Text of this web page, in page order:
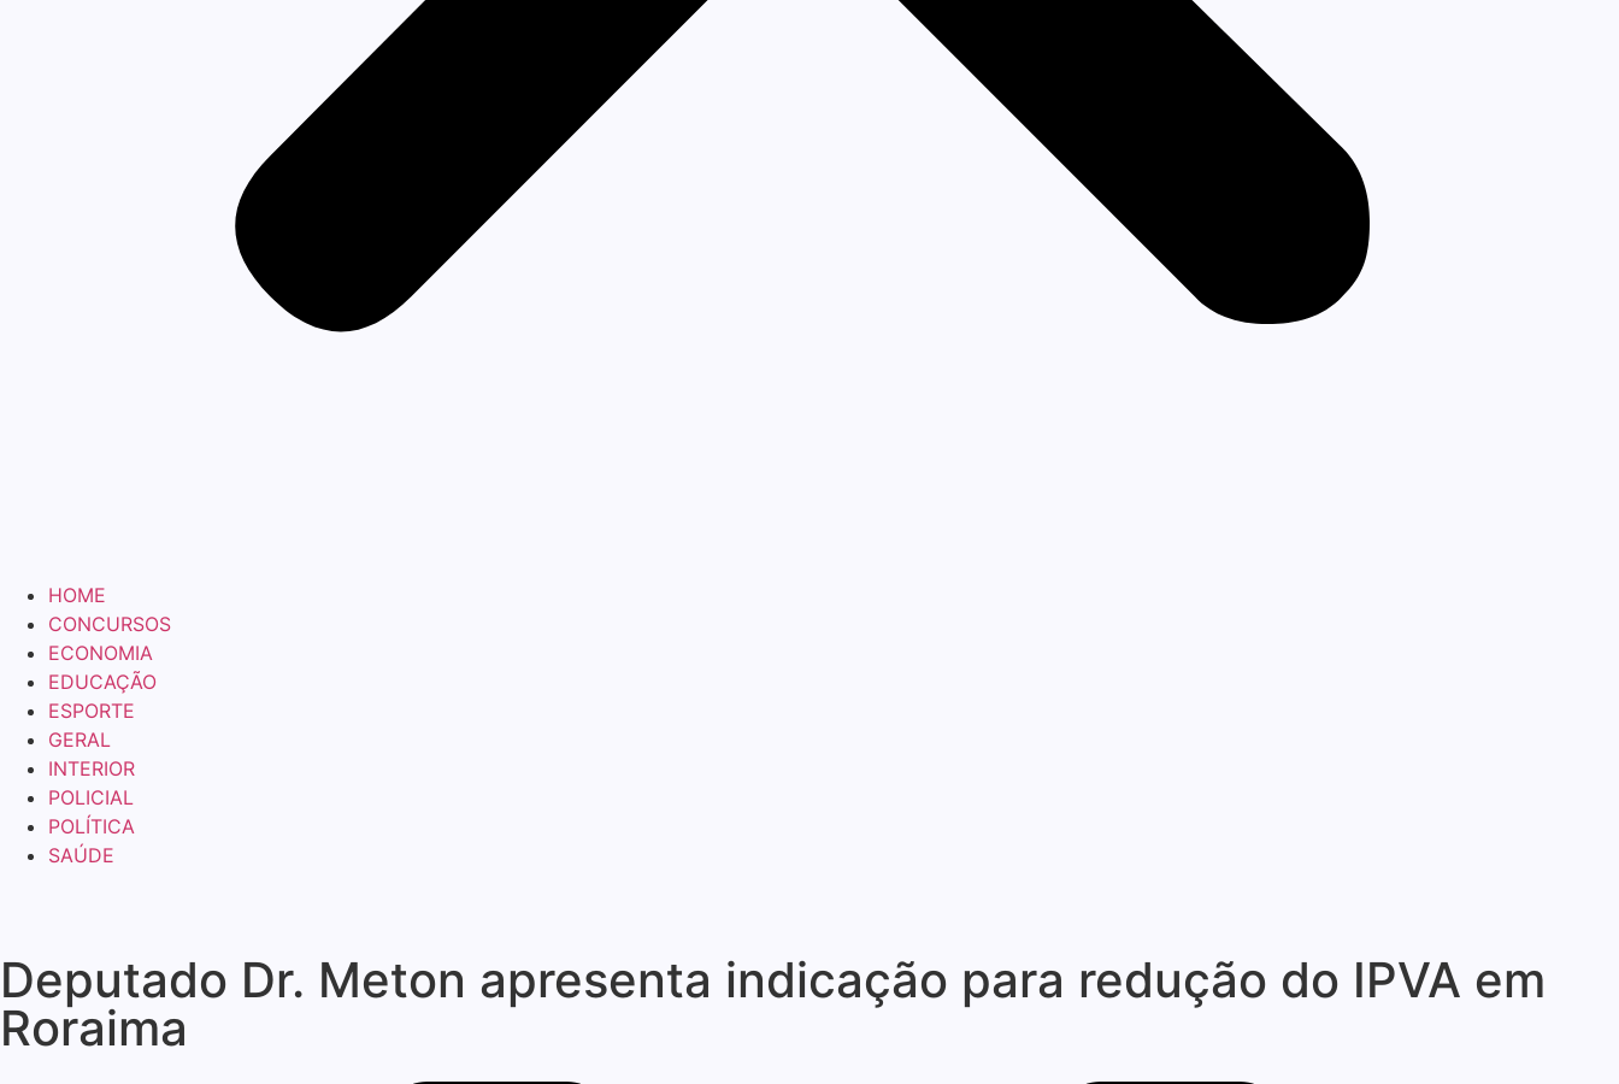
HOME
CONCURSOS
ECONOMIA
EDUCAÇÃO
ESPORTE
GERAL
INTERIOR
POLICIAL
POLÍTICA
SAÚDE
Deputado Dr. Meton apresenta indicação para redução do IPVA em
Roraima